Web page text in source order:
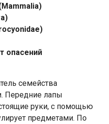
опасений
семейства
Передние лапы
руки, с помощью
предметами. По